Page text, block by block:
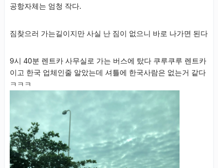
공항자체는 엄청 작다.
짐찾으러 가는길이지만 사실 난 짐이 없으니 바로 나가면 된다
9시 40분 렌트카 사무실로 가는 버스에 탔다 쿠루쿠루 렌트카
이고 한국 업체인줄 알았는데 셔틀에 한국사람은 없는거 같다
ㅋㅋㅋ